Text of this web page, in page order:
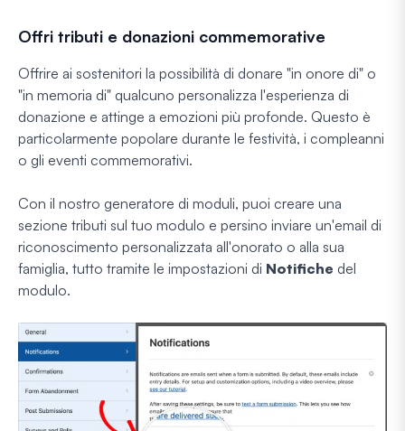
Offri tributi e donazioni commemorative
Offrire ai sostenitori la possibilità di donare "in onore di" o
"in memoria di" qualcuno personalizza l'esperienza di
donazione e attinge a emozioni più profonde. Questo è
particolarmente popolare durante le festività, i compleanni
o gli eventi commemorativi.
Con il nostro generatore di moduli, puoi creare una
sezione tributi sul tuo modulo e persino inviare un'email di
riconoscimento personalizzata all'onorato o alla sua
famiglia, tutto tramite le impostazioni di Notifiche del
modulo.